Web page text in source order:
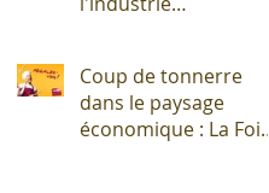
Coup de tonnerre
dans le paysage
économique : La Foire